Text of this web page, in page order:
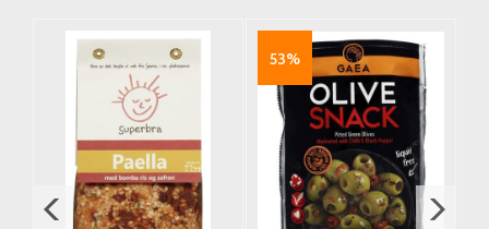
53%